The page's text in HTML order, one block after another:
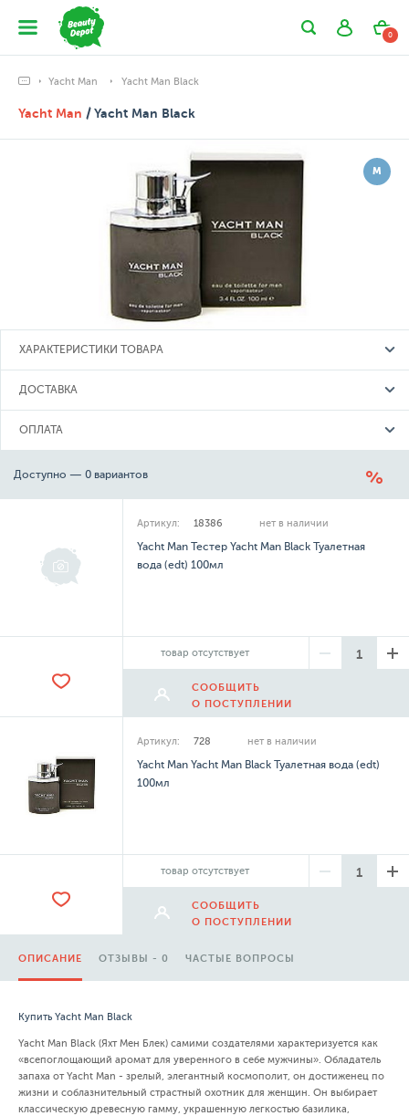
0
Yacht Man Yacht Man Black
Yacht Man / Yacht Man Black
М
ХАРАКТЕРИСТИКИ ТОВАРА
ДОСТАВКА
ОПЛАТА
Доступно — 0 вариантов
Артикул: 18386 нет в наличии
Yacht Man Тестер Yacht Man Black Туалетная
вода (edt) 100мл
товар отсутствует
СООБЩИТЬ
О ПОСТУПЛЕНИИ
Артикул: 728 нет в наличии
Yacht Man Yacht Man Black Туалетная вода (edt)
100мл
товар отсутствует
СООБЩИТЬ
О ПОСТУПЛЕНИИ
ОПИСАНИЕ ОТЗЫВЫ - 0 ЧАСТЫЕ ВОПРОСЫ
Купить Yacht Man Black
Yacht Man Black (Яхт Мен Блек) самими создателями характеризуется как
«всепоглощающий аромат для уверенного в себе мужчины». Обладатель
запаха от Yacht Man - зрелый, элегантный космополит, он достиженец по
жизни и соблазнительный страстный охотник для женщин. Он выбирает
классическую древесную гамму, украшенную легкостью базилика,